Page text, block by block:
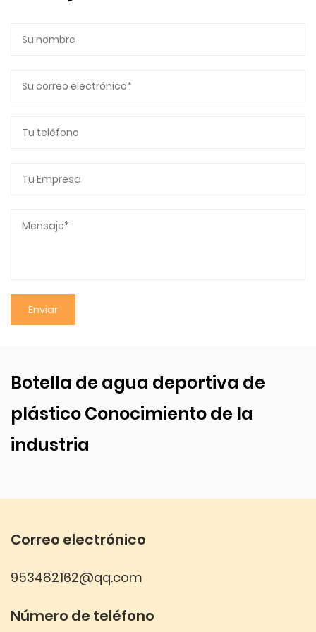
quienes priorizan la limpieza y la higiene en sus rutinas
La botella de agua de copa octogonal con tapa
solución completa para quienes buscan un
funcional. Con su robusta construcción de PC,
naturaleza liviana, amplia capacidad y diseño a
prueba de fugas lo convierte en una opción confiable
practicidad, estilo y rendimiento duradero.
Botella de agua deportiva de
plástico Conocimiento de la
industria
Correo electrónico
953482162@qq.com
Número de teléfono